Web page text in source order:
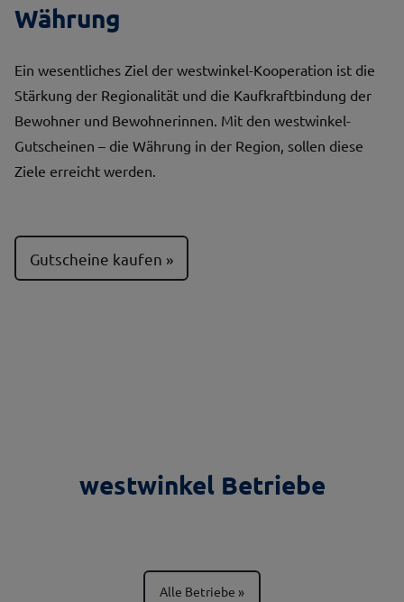
Währung
Ein wesentliches Ziel der westwinkel-Kooperation ist die
Stärkung der Regionalität und die Kaufkraftbindung der
Bewohner und Bewohnerinnen. Mit den westwinkel-
Gutscheinen – die Währung in der Region, sollen diese
Ziele erreicht werden.
Gutscheine kaufen
westwinkel Betriebe
Alle Betriebe